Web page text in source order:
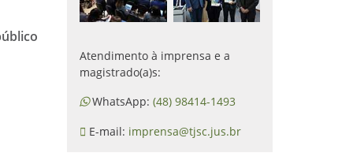
Atendimento à imprensa e a
magistrado(a)s:
WhatsApp: (48) 98414-1493
E-mail: imprensa@tjsc.jus.br